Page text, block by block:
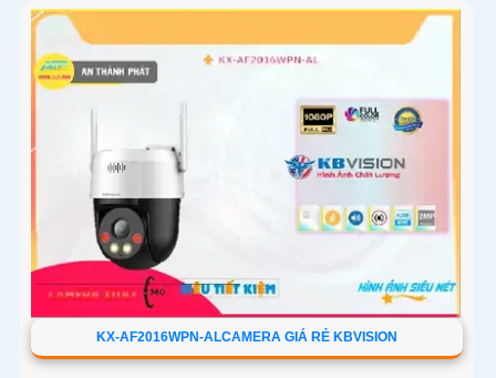
KX-AF2016WPN-ALCAMERA GIÁ RẺ KBVISION